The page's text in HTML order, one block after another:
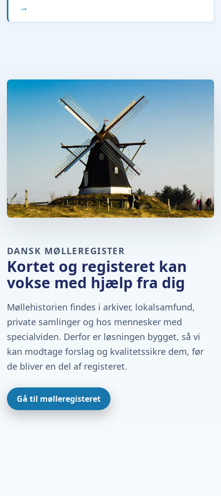
→
DANSK MØLLEREGISTER
Kortet og registeret kan
vokse med hjælp fra dig
Møllehistorien findes i arkiver, lokalsamfund,
private samlinger og hos mennesker med
specialviden. Derfor er løsningen bygget, så vi
kan modtage forslag og kvalitetssikre dem, før
de bliver en del af registeret.
Gå til mølleregisteret